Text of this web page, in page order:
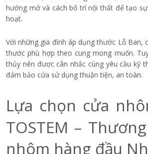
Chọn kiểu cửa theo diện
Phòng ngủ diện tích nhỏ:Cửa lùa 1
hợp vì không cần khoảng không để
diện tích và thuận tiện bố trí nội thất.
Phòng ngủ rộng:Có thể cân nhắc
Kiểu mở này tạo cảm giác thông
Lựa chọn màu sắc hài
Màu sắc cửa nên đồng nhất với nội thất
của phòng ngủ. Các gam ghi xám, trắng
gian hiện đại, tối giản; trong khi nâu đồng